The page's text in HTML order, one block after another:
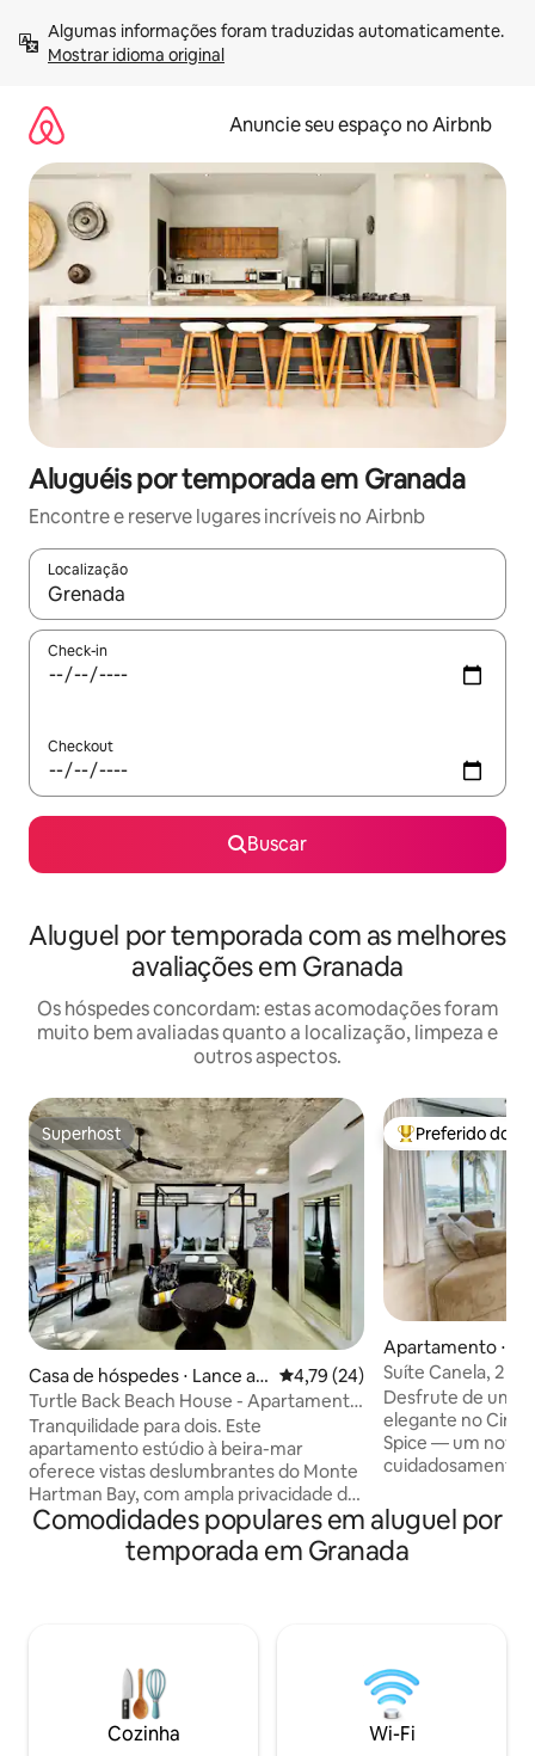
para
Mostrar idioma original
Anuncie seu espaço no Airbnb
Aluguéis por temporada em Granada
Encontre e reserve lugares incríveis no Airbnb
Localização
Quando os resultados estiverem disponíveis, explore-os
Check-in
Checkout
Buscar
Aluguel por temporada com as melhores
avaliações em Granada
Os hóspedes concordam: estas acomodações foram
muito bem avaliadas quanto a localização, limpeza e
outros aspectos.
Superhost
Superhost
Casa de hóspedes ⋅ Lance au
x Epines
4,79 de uma avaliação média
4,79 (24)
Turtle Back Beach House - Apartamento
estúdio
Tranquilidade para dois. Este
apartamento estúdio à beira-mar
oferece vistas deslumbrantes do Monte
Hartman Bay, com ampla privacidade da
propriedade principal. Situado como um
de 2 apartamentos, você tem acesso
compartilhado à piscina, praia, jardim,
desfrutar de um pôr do sol no pátio
tranquilo. Banheiro com chuveiro, ar-
condicionado, lindas portas de vidro
deslizantes para vistas máximas. Cama e
Entre os
Preferido dos
Apartamento ⋅
Suíte Canela, 2
Central St George
Desfrute de uma
elegante no
Spice — um novo
cuidadosamente
inferior da nossa
construída, esta
ambiente
Perfeito para
individuais, este
base ideal na Ilha
Comodidades populares em aluguel por
temporada em Granada
Cozinha Wi-Fi